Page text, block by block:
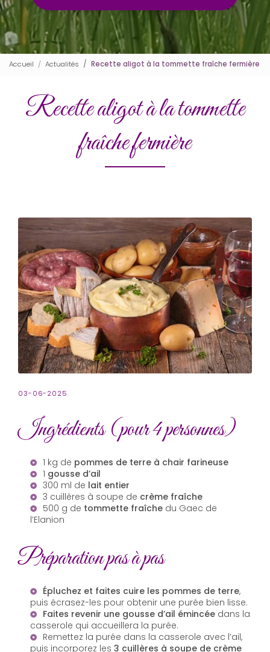
Accueil Actualités Recette aligot à la tommette fraîche fermière
Recette aligot à la tommette
fraîche fermière
03-06-2025
Ingrédients (pour 4 personnes)
1 kg de pommes de terre à chair farineuse
1 gousse d’ail
300 ml de lait entier
3 cuillères à soupe de crème fraîche
500 g de tommette fraîche du Gaec de
l’Elanion
Préparation pas à pas
Épluchez et faites cuire les pommes de terre,
puis écrasez-les pour obtenir une purée bien lisse.
Faites revenir une gousse d’ail émincée dans la
casserole qui accueillera la purée.
Remettez la purée dans la casserole avec l’ail,
puis incorporez les 3 cuillères à soupe de crème